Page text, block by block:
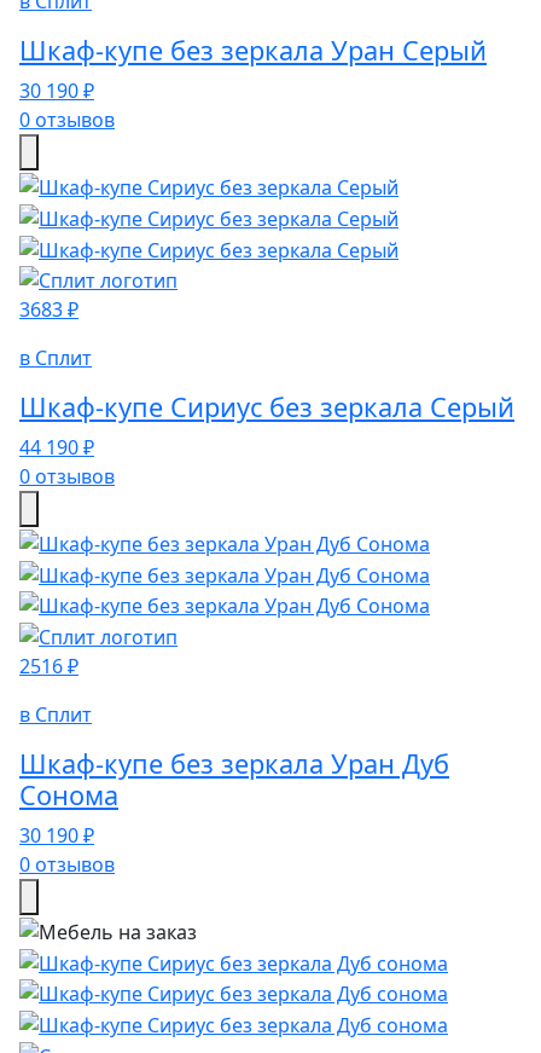
Шкаф-купе без зеркала Уран Серый
30 190 ₽
0 отзывов
3683 ₽
в Сплит
Шкаф-купе Сириус без зеркала Серый
44 190 ₽
0 отзывов
2516 ₽
в Сплит
Шкаф-купе без зеркала Уран Дуб
Сонома
30 190 ₽
0 отзывов